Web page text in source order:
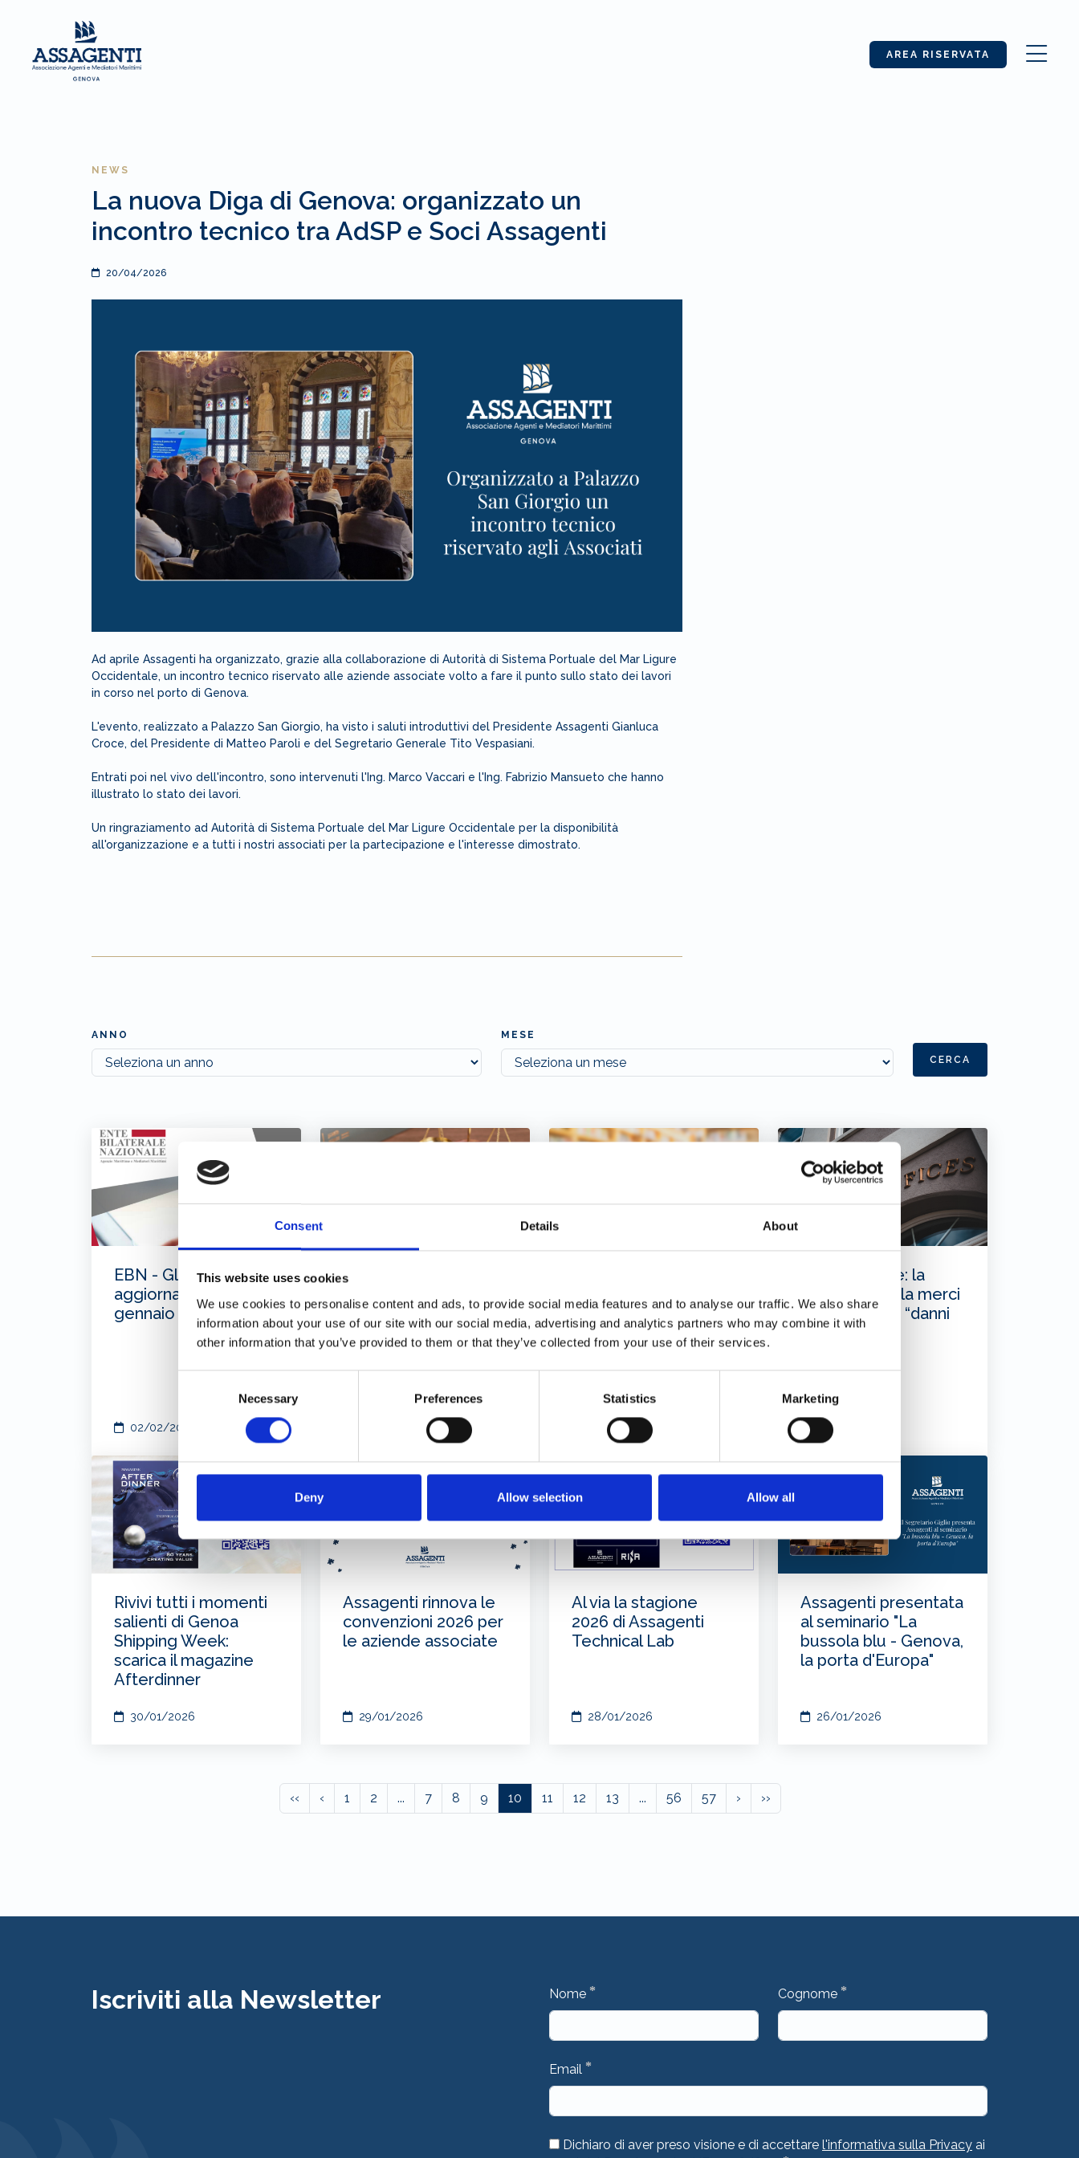
Consent Details About
This website uses cookies
We use cookies to personalise content and ads, to provide social media features and to analyse our traffic. We also share
information about your use of our site with our social media, advertising and analytics partners who may combine it with
other information that you’ve provided to them or that they’ve collected from your use of their services.
Necessary Preferences Statistics Marketing
Deny Allow selection Allow all
AREA RISERVATA
NEWS
La nuova Diga di Genova: organizzato un
incontro tecnico tra AdSP e Soci Assagenti
20/04/2026
Ad aprile Assagenti ha organizzato, grazie alla collaborazione di Autorità di Sistema Portuale del Mar Ligure
Occidentale, un incontro tecnico riservato alle aziende associate volto a fare il punto sullo stato dei lavori
in corso nel porto di Genova.
L'evento, realizzato a Palazzo San Giorgio, ha visto i saluti introduttivi del Presidente Assagenti Gianluca
Croce, del Presidente di Matteo Paroli e del Segretario Generale Tito Vespasiani.
Entrati poi nel vivo dell'incontro, sono intervenuti l'Ing. Marco Vaccari e l'Ing. Fabrizio Mansueto che hanno
illustrato lo stato dei lavori.
Un ringraziamento ad Autorità di Sistema Portuale del Mar Ligure Occidentale per la disponibilità
all'organizzazione e a tutti i nostri associati per la partecipazione e l'interesse dimostrato.
ANNO MESE
CERCA
EBN - Gli
aggiornamenti di
gennaio 2026
02/02/2026
Lavoratori marittimi
imbarcati su navi
battenti bandiera
estera: computo del
limite dei 183 giorni ai
fini dell’esclusione
dalla base imponibile
Recenti novità
normative
30/01/2026
Assicurazione: la
nuova clausola merci
che esclude i “danni
cyber puri”
30/01/2026
Rivivi tutti i momenti
salienti di Genoa
Shipping Week:
scarica il magazine
Afterdinner
30/01/2026
Assagenti rinnova le
convenzioni 2026 per
le aziende associate
29/01/2026
Al via la stagione
2026 di Assagenti
Technical Lab
28/01/2026
Assagenti presentata
al seminario "La
bussola blu - Genova,
la porta d'Europa"
26/01/2026
‹‹ ‹ 1 2 ... 7 8 9 10 11 12 13 ... 56 57 › ››
Iscriviti alla Newsletter Nome * Cognome *
Email *
Dichiaro di aver preso visione e di accettare l'informativa sulla Privacy ai